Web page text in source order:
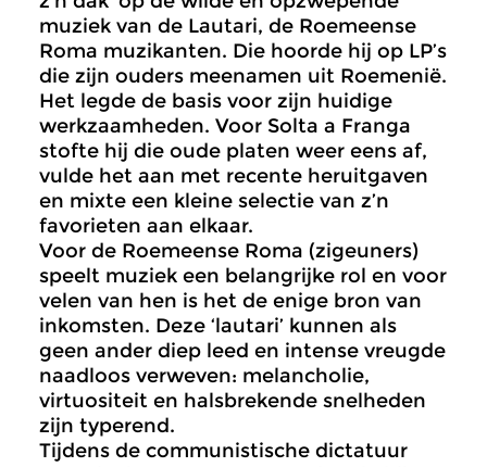
muziek van de Lautari, de Roemeense
Roma muzikanten. Die hoorde hij op LP’s
die zijn ouders meenamen uit Roemenië.
Het legde de basis voor zijn huidige
werkzaamheden. Voor Solta a Franga
stofte hij die oude platen weer eens af,
vulde het aan met recente heruitgaven
en mixte een kleine selectie van z’n
favorieten aan elkaar.
Voor de Roemeense Roma (zigeuners)
speelt muziek een belangrijke rol en voor
velen van hen is het de enige bron van
inkomsten. Deze ‘lautari’ kunnen als
geen ander diep leed en intense vreugde
naadloos verweven: melancholie,
virtuositeit en halsbrekende snelheden
zijn typerend.
Tijdens de communistische dictatuur